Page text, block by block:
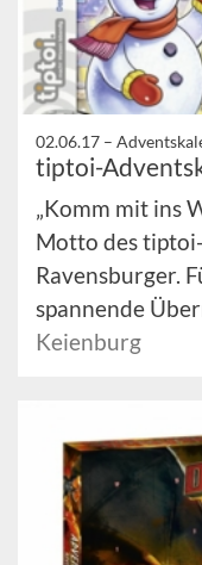
02.06.17 –
tiptoi-
„Komm mit ins
Motto des
Ravensburger.
spannende
Keienburg